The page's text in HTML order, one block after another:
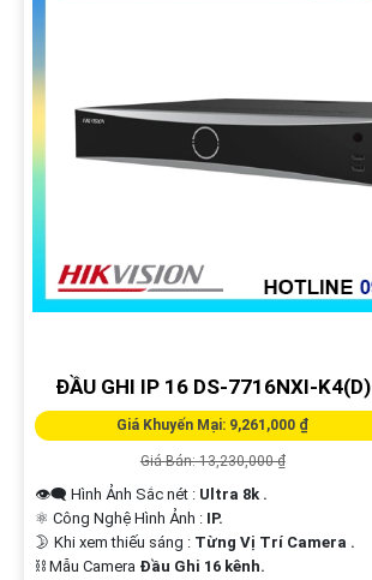
ĐẦU GHI IP 16 DS-7716NXI-K4(D)
Giá Khuyến Mại: 9,261,000 ₫
Giá Bán: 13,230,000 ₫
👁️‍🗨 Hình Ảnh Sắc nét : Ultra 8k .
⚛️ Công Nghệ Hình Ảnh : IP.
🌛 Khi xem thiếu sáng : Từng Vị Trí Camera .
⛓ Mẫu Camera Đầu Ghi 16 kênh.